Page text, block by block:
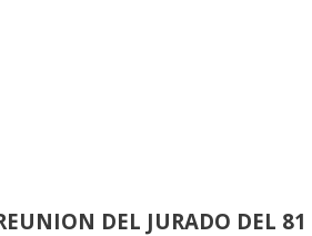
DEL JURADO DEL